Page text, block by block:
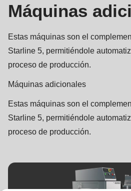
Máquinas
Estas máquinas son el
Starline 5, permitiéndole
proceso de producción.
Máquinas adicionales
Estas máquinas son el
Starline 5, permitiéndole
proceso de producción.